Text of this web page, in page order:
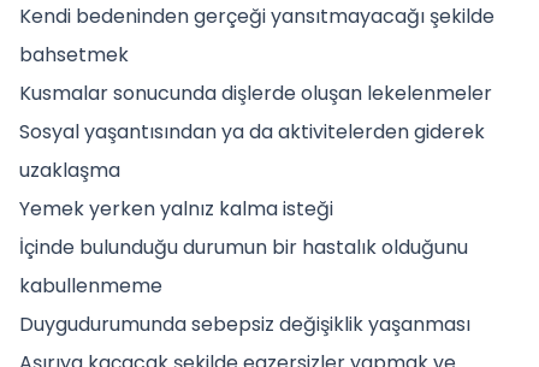
Kendi bedeninden gerçeği yansıtmayacağı şekilde
bahsetmek
Kusmalar sonucunda dişlerde oluşan lekelenmeler
Sosyal yaşantısından ya da aktivitelerden giderek
uzaklaşma
Yemek yerken yalnız kalma isteği
İçinde bulunduğu durumun bir hastalık olduğunu
kabullenmeme
Duygudurumunda sebepsiz değişiklik yaşanması